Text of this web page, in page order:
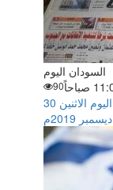
السودان اليوم
90
عناوين الصحف السياسية السودانية الصادرة بتاريخ اليوم الاثنين 30
ديسمبر 2019م